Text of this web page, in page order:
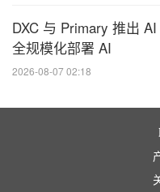
DXC 与 Primary 推出
全规模化部署 AI
2026-08-07 02:18